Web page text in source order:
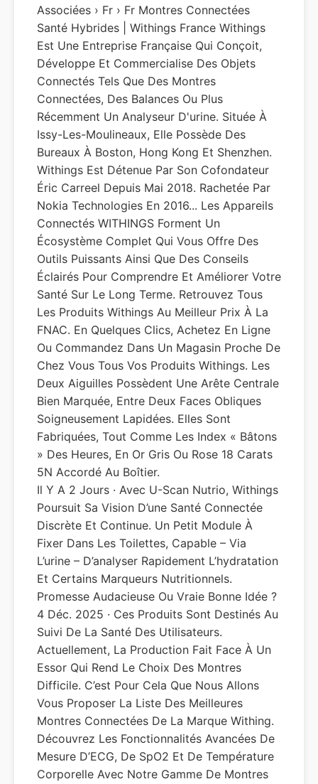
Associées › Fr › Fr Montres Connectées
Santé Hybrides | Withings France Withings
Est Une Entreprise Française Qui Conçoit,
Développe Et Commercialise Des Objets
Connectés Tels Que Des Montres
Connectées, Des Balances Ou Plus
Récemment Un Analyseur D'urine. Située À
Issy-Les-Moulineaux, Elle Possède Des
Bureaux À Boston, Hong Kong Et Shenzhen.
Withings Est Détenue Par Son Cofondateur
Éric Carreel Depuis Mai 2018. Rachetée Par
Nokia Technologies En 2016... Les Appareils
Connectés WITHINGS Forment Un
Écosystème Complet Qui Vous Offre Des
Outils Puissants Ainsi Que Des Conseils
Éclairés Pour Comprendre Et Améliorer Votre
Santé Sur Le Long Terme. Retrouvez Tous
Les Produits Withings Au Meilleur Prix À La
FNAC. En Quelques Clics, Achetez En Ligne
Ou Commandez Dans Un Magasin Proche De
Chez Vous Tous Vos Produits Withings. Les
Deux Aiguilles Possèdent Une Arête Centrale
Bien Marquée, Entre Deux Faces Obliques
Soigneusement Lapidées. Elles Sont
Fabriquées, Tout Comme Les Index « Bâtons
» Des Heures, En Or Gris Ou Rose 18 Carats
5N Accordé Au Boîtier.
Il Y A 2 Jours · Avec U-Scan Nutrio, Withings
Poursuit Sa Vision D’une Santé Connectée
Discrète Et Continue. Un Petit Module À
Fixer Dans Les Toilettes, Capable – Via
L’urine – D’analyser Rapidement L’hydratation
Et Certains Marqueurs Nutritionnels.
Promesse Audacieuse Ou Vraie Bonne Idée ?
4 Déc. 2025 · Ces Produits Sont Destinés Au
Suivi De La Santé Des Utilisateurs.
Actuellement, La Production Fait Face À Un
Essor Qui Rend Le Choix Des Montres
Difficile. C’est Pour Cela Que Nous Allons
Vous Proposer La Liste Des Meilleures
Montres Connectées De La Marque Withing.
Découvrez Les Fonctionnalités Avancées De
Mesure D’ECG, De SpO2 Et De Température
Corporelle Avec Notre Gamme De Montres